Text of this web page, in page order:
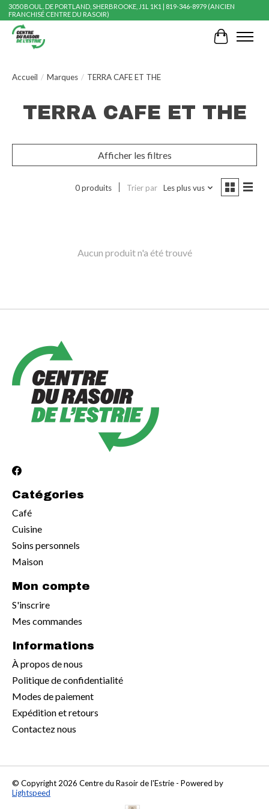
3050 BOUL. DE PORTLAND, SHERBROOKE, J1L 1K1 | 819-346-8979 (ANCIEN
FRANCHISÉ CENTRE DU RASOIR)
Panier
Accueil / Marques / TERRA CAFE ET THE
TERRA CAFE ET THE
Afficher les filtres
0 produits Trier par Les plus vus
Aucun produit n'a été trouvé
Catégories
Café
Cuisine
Soins personnels
Maison
Mon compte
S'inscrire
Mes commandes
Informations
À propos de nous
Politique de confidentialité
Modes de paiement
Expédition et retours
Contactez nous
© Copyright 2026 Centre du Rasoir de l'Estrie - Powered by
Lightspeed